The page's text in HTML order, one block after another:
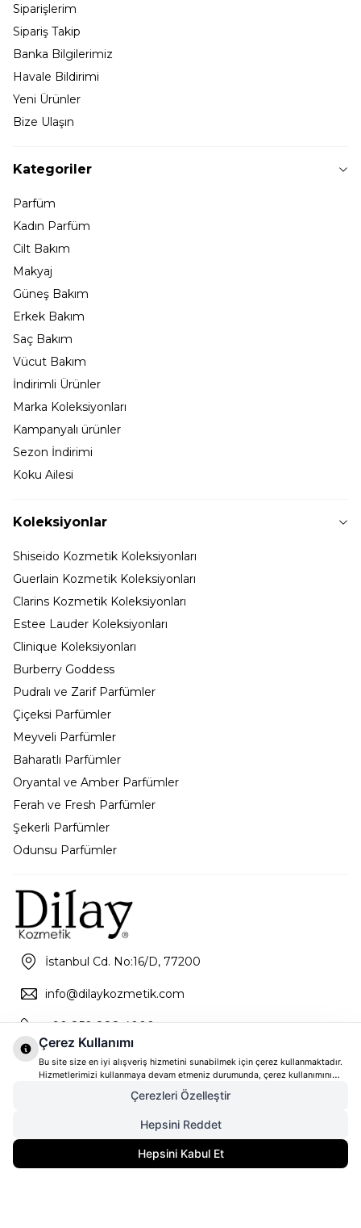
3.010,00TL
2.257,50
Siparişlerim
Sipariş Takip
Banka Bilgilerimiz
Havale Bildirimi
Yeni Ürünler
Bize Ulaşın
Kategoriler
Parfüm
Kadın Parfüm
Cilt Bakım
Makyaj
Güneş Bakım
Erkek Bakım
Saç Bakım
Vücut Bakım
İndirimli Ürünler
Marka Koleksiyonları
Kampanyalı ürünler
Sezon İndirimi
Koku Ailesi
Koleksiyonlar
Shiseido Kozmetik Koleksiyonları
Guerlain Kozmetik Koleksiyonları
Clarins Kozmetik Koleksiyonları
Estee Lauder Koleksiyonları
Clinique Koleksiyonları
Burberry Goddess
Pudralı ve Zarif Parfümler
Çiçeksi Parfümler
Meyveli Parfümler
Baharatlı Parfümler
Oryantal ve Amber Parfümler
Ferah ve Fresh Parfümler
Şekerli Parfümler
Odunsu Parfümler
İstanbul Cd. No:16/D, 77200
info@dilaykozmetik.com
+90 850 888 4000
Çerez Kullanımı
Bu site size en iyi alışveriş hizmetini sunabilmek için çerez kullanmaktadır.
Hizmetlerimizi kullanmaya devam etmeniz durumunda, çerez kullanımını
kabul ettiğinizi varsayacağız. Çerezler hakkında daha fazla bilgi ve nasıl
reddedeceğinizi öğrenmek içintıklayınız
Çerezleri Özelleştir
Hepsini Reddet
Hepsini Kabul Et